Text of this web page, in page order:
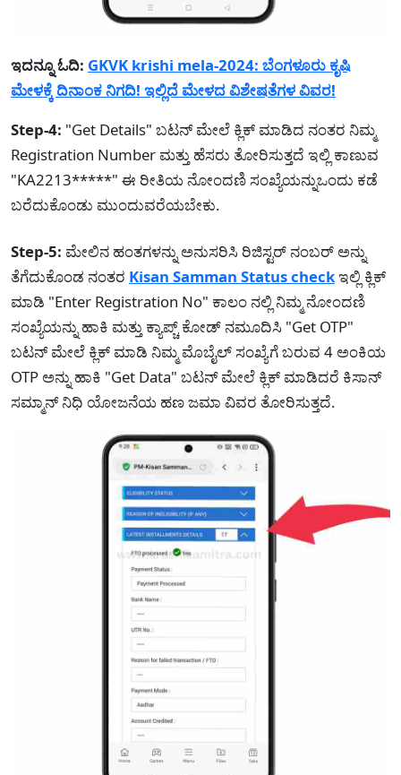
ಇದನ್ನೂ ಓದಿ: GKVK krishi mela-2024: ಬೆಂಗಳೂರು ಕೃಷಿ
ಮೇಳಕ್ಕೆ ದಿನಾಂಕ ನಿಗದಿ! ಇಲ್ಲಿದೆ ಮೇಳದ ವಿಶೇಷತೆಗಳ ವಿವರ!
Step-4: "Get Details" ಬಟನ್ ಮೇಲೆ ಕ್ಲಿಕ್ ಮಾಡಿದ ನಂತರ ನಿಮ್ಮ
Registration Number ಮತ್ತು ಹೆಸರು ತೋರಿಸುತ್ತದೆ ಇಲ್ಲಿ ಕಾಣುವ
"KA2213*****" ಈ ರೀತಿಯ ನೋಂದಣಿ ಸಂಖ್ಯೆಯನ್ನುಒಂದು ಕಡೆ
ಬರೆದುಕೊಂಡು ಮುಂದುವರೆಯಬೇಕು.
Step-5: ಮೇಲಿನ ಹಂತಗಳನ್ನು ಅನುಸರಿಸಿ ರಿಜಿಸ್ಟರ್ ನಂಬರ್ ಅನ್ನು
ತೆಗೆದುಕೊಂಡ ನಂತರ Kisan Samman Status checkಇಲ್ಲಿ ಕ್ಲಿಕ್
ಮಾಡಿ "Enter Registration No" ಕಾಲಂ ನಲ್ಲಿ ನಿಮ್ಮ ನೋಂದಣಿ
ಸಂಖ್ಯೆಯನ್ನು ಹಾಕಿ ಮತ್ತು ಕ್ಯಾಪ್ಚ್ ಕೋಡ್ ನಮೂದಿಸಿ "Get OTP"
ಬಟನ್ ಮೇಲೆ ಕ್ಲಿಕ್ ಮಾಡಿ ನಿಮ್ಮ ಮೊಬೈಲ್ ಸಂಖ್ಯೆಗೆ ಬರುವ 4 ಅಂಕಿಯ
OTP ಅನ್ನು ಹಾಕಿ "Get Data" ಬಟನ್ ಮೇಲೆ ಕ್ಲಿಕ್ ಮಾಡಿದರೆ ಕಿಸಾನ್
ಸಮ್ಮಾನ್ ನಿಧಿ ಯೋಜನೆಯ ಹಣ ಜಮಾ ವಿವರ ತೋರಿಸುತ್ತದೆ.